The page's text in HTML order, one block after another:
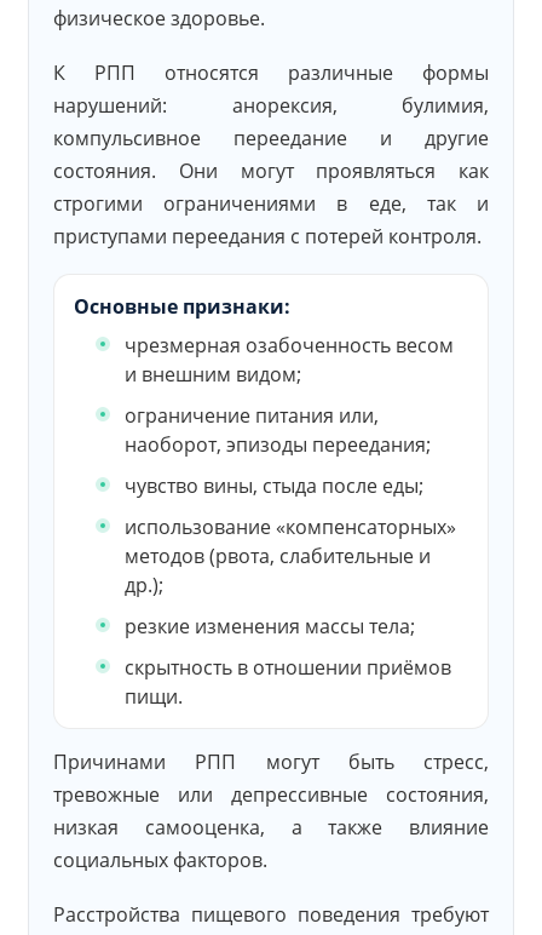
физическое здоровье.
К РПП относятся различные формы
нарушений: анорексия, булимия,
компульсивное переедание и другие
состояния. Они могут проявляться как
строгими ограничениями в еде, так и
приступами переедания с потерей контроля.
Основные признаки:
чрезмерная озабоченность весом
и внешним видом;
ограничение питания или,
наоборот, эпизоды переедания;
чувство вины, стыда после еды;
использование «компенсаторных»
методов (рвота, слабительные и
др.);
резкие изменения массы тела;
скрытность в отношении приёмов
пищи.
Причинами РПП могут быть стресс,
тревожные или депрессивные состояния,
низкая самооценка, а также влияние
социальных факторов.
Расстройства пищевого поведения требуют